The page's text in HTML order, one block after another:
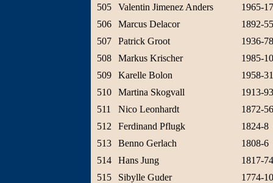
505
Valentin Jimenez Anders
1965-
506
Marcus Delacor
1892-
507
Patrick Groot
1936-
508
Markus Krischer
1985-
509
Karelle Bolon
1958-
510
Martina Skogvall
1913-
511
Nico Leonhardt
1872-
512
Ferdinand Pflugk
1824-8
513
Benno Gerlach
1808-6
514
Hans Jung
1817-
515
Sibylle Guder
1774-